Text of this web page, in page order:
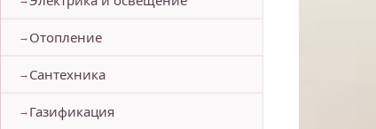
Отопление
Сантехника
Газификация